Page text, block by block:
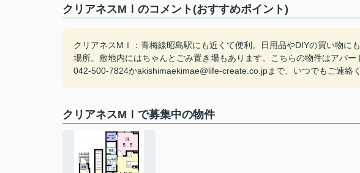
クリアネスMⅠのコメント(おすすめポイント)
クリアネスMⅠ：青梅線昭島駅にも近くて便利。日用品やDIYの買い物に
場所。敷地内にはちゃんとごみ置き場もあります。こちらの物件はアパー
042-500-7824かakishimaekimae@life-create.co.jpまで、いつでもご連絡
クリアネスMⅠで募集中の物件